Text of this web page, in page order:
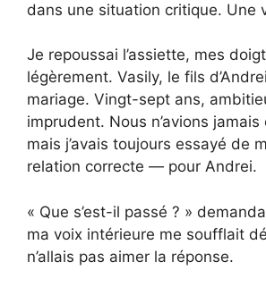
dans une situation critique. Une
Je repoussai l’assiette, mes
légèrement. Vasily, le fils
mariage. Vingt-sept ans,
imprudent. Nous n’avions
mais j’avais toujours essayé de
relation correcte — pour Andrei.
« Que s’est-il passé ? »
ma voix intérieure me soufflait
n’allais pas aimer la réponse.